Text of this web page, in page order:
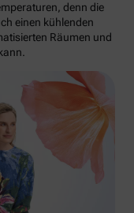
denn die
einen kühlenden
Räumen und